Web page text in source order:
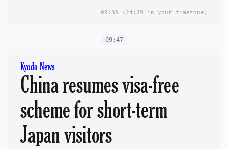
09:39 (24:39 in your timezone)
09:47
Kyodo News
China resumes visa-free
scheme for short-term
Japan visitors